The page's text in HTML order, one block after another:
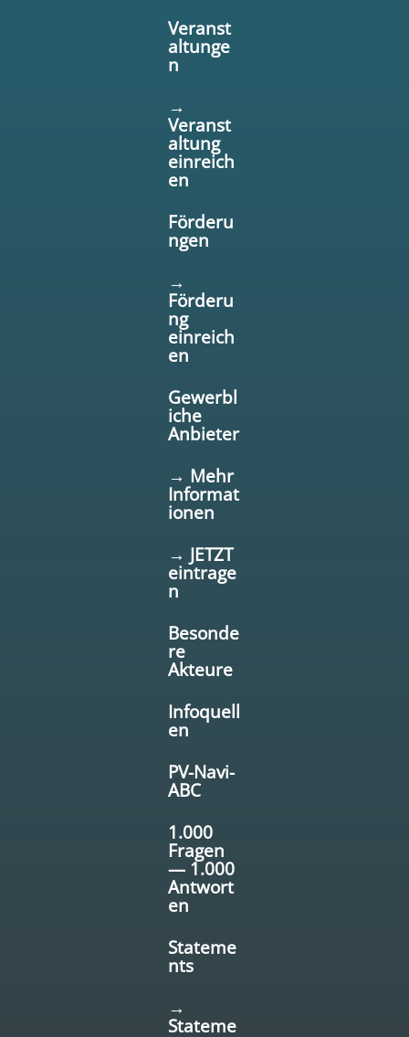
Veranst
altunge
n
→
Veranst
altung
einreich
en
Förderu
ngen
→
Förderu
ng
einreich
en
Gewerbl
iche
Anbieter
→ Mehr
Informat
ionen
→ JETZT
eintrage
n
Besonde
re
Akteure
Infoquell
en
PV-Navi-
ABC
1.000
Fragen
— 1.000
Antwort
en
Stateme
nts
→
Stateme